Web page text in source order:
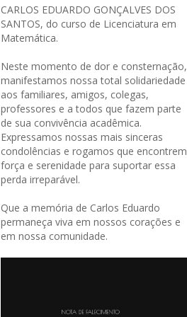
CARLOS EDUARDO GONÇALVES DOS
SANTOS, do curso de Licenciatura em
Matemática.
Neste momento de dor e consternação,
manifestamos nossa total solidariedade
aos familiares, amigos, colegas,
professores e a todos que fazem parte
de sua convivência acadêmica.
Expressamos nossas mais sinceras
condolências e rogamos que encontrem
força e serenidade para suportar essa
perda irreparável.
Que a memória de Carlos Eduardo
permaneça viva em nossos corações e
em nossa comunidade.